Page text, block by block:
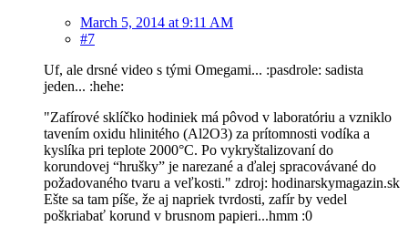
March 5, 2014 at 9:11 AM
#7
Uf, ale drsné video s tými Omegami... :pasdrole: sadista
jeden... :hehe:
"Zafírové sklíčko hodiniek má pôvod v laboratóriu a vzniklo
tavením oxidu hlinitého (Al2O3) za prítomnosti vodíka a
kyslíka pri teplote 2000°C. Po vykryštalizovaní do
korundovej “hrušky” je narezané a ďalej spracovávané do
požadovaného tvaru a veľkosti." zdroj: hodinarskymagazin.sk
Ešte sa tam píše, že aj napriek tvrdosti, zafír by vedel
poškriabať korund v brusnom papieri...hmm :0